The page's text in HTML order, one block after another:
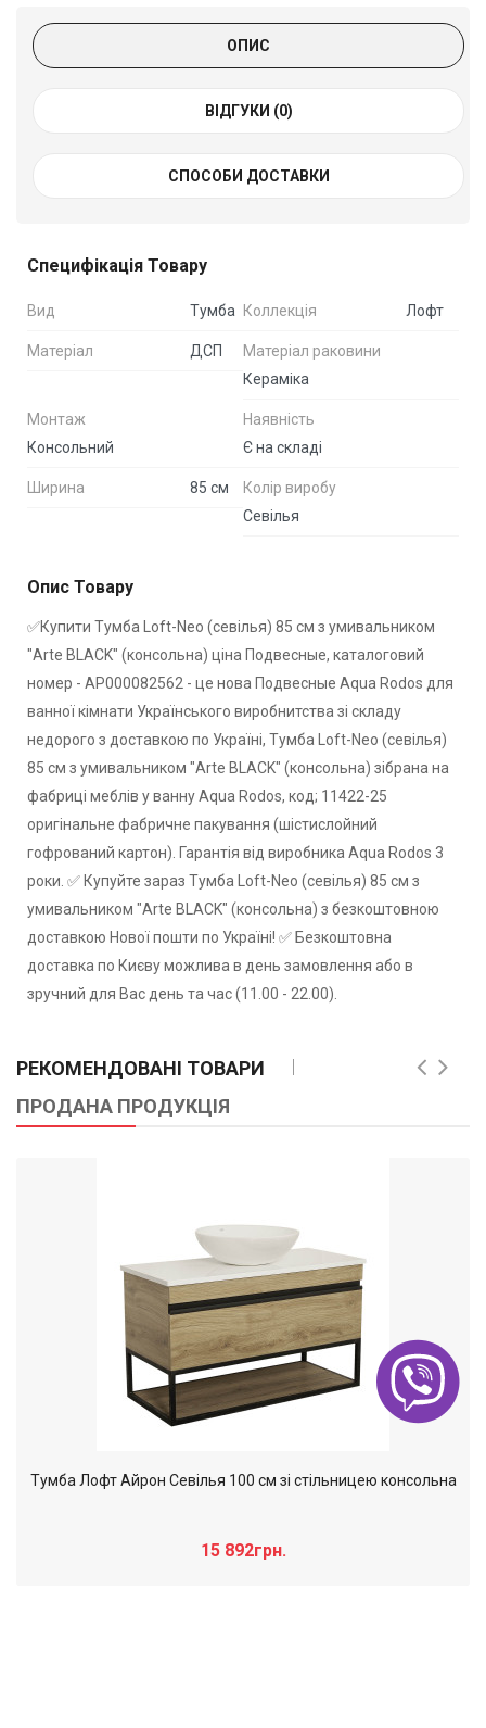
ОПИС
ВІДГУКИ (0)
СПОСОБИ ДОСТАВКИ
Специфікація Товару
Вид Тумба Коллекція Лофт
Матеріал ДСП
Матеріал раковини
Кераміка
Монтаж
Консольний
Наявність
Є на складі
Ширина 85 см
Колір виробу
Севілья
Опис Товару
✅Купити Тумба Loft-Neo (севілья) 85 см з умивальником
"Arte BLACK" (консольна) ціна Подвесные, каталоговий
номер - АР000082562 - це нова Подвесные Aqua Rodos для
ванної кімнати Українського виробнитства зі складу
недорого з доставкою по Україні, Тумба Loft-Neo (севілья)
85 см з умивальником "Arte BLACK" (консольна) зібрана на
фабриці меблів у ванну Aqua Rodos, код; 11422-25
оригінальне фабричне пакування (шістислойний
гофрований картон). Гарантія від виробника Aqua Rodos 3
роки. ✅ Купуйте зараз Тумба Loft-Neo (севілья) 85 см з
умивальником "Arte BLACK" (консольна) з безкоштовною
доставкою Нової пошти по Україні! ✅ Безкоштовна
доставка по Києву можлива в день замовлення або в
зручний для Вас день та час (11.00 - 22.00).
РЕКОМЕНДОВАНІ ТОВАРИ
ПРОДАНА ПРОДУКЦІЯ
Тумба Лофт Айрон Севілья 100 см зі стільницею консольна
15 892грн.